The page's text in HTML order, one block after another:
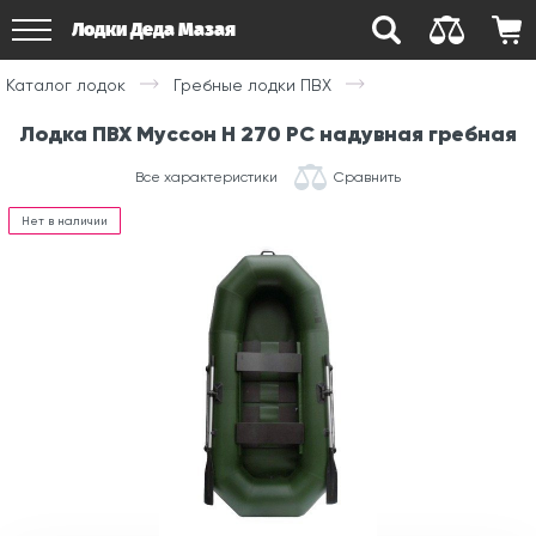
Лодки Деда Мазая
Каталог лодок Гребные лодки ПВХ
Лодка ПВХ Муссон Н 270 РС надувная гребная
Все характеристики Сравнить
Нет в наличии